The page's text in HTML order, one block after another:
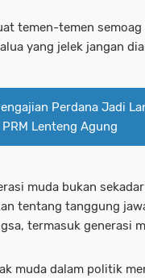
temen-temen
yang jelek jangan
Perdana Jadi
Lenteng Agung
muda bukan
tentang tanggung
termasuk generasi
muda dalam politik